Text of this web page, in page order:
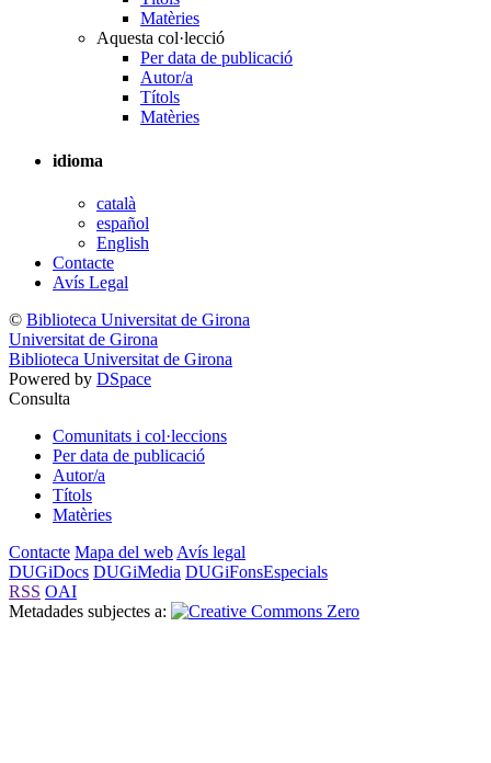
Matèries
Aquesta col·lecció
Per data de publicació
Autor/a
Títols
Matèries
idioma
català
español
English
Contacte
Avís Legal
© Biblioteca Universitat de Girona
Universitat de Girona
Biblioteca Universitat de Girona
Powered by DSpace
Consulta
Comunitats i col·leccions
Per data de publicació
Autor/a
Títols
Matèries
Contacte Mapa del web Avís legal
DUGiDocs DUGiMedia DUGiFonsEspecials
RSS OAI
Metadades subjectes a: